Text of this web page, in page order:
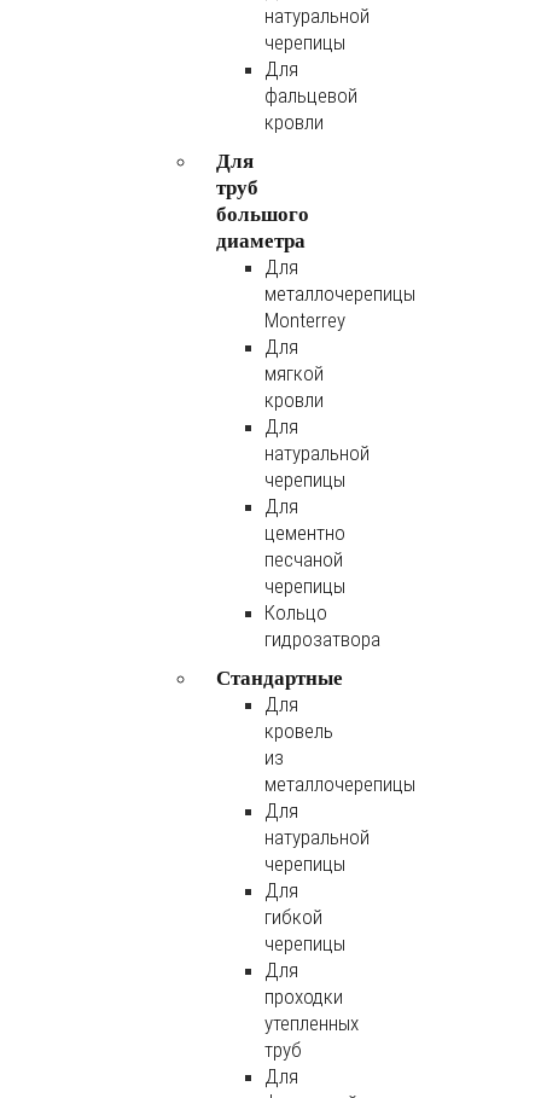
натуральной
черепицы
Для
фальцевой
кровли
Для
труб
большого
диаметра
Для
металлочерепицы
Monterrey
Для
мягкой
кровли
Для
натуральной
черепицы
Для
цементно
песчаной
черепицы
Кольцо
гидрозатвора
Стандартные
Для
кровель
из
металлочерепицы
Для
натуральной
черепицы
Для
гибкой
черепицы
Для
проходки
утепленных
труб
Для